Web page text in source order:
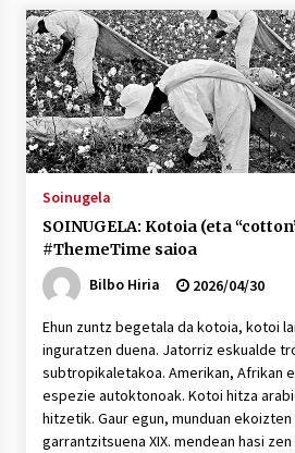
2026/07/03
MUSIBLA #297: Bide,
Tiga, Twisted Teens,
2026/07/02
Soinugela
SOINUGELA: Kotoia (eta
#ThemeTime saioa
Bilbo Hiria
2026/04/30
Ehun zuntz begetala da kotoia, kotoi
inguratzen duena. Jatorriz eskualde
subtropikaletakoa. Amerikan, Afrikan
espezie autoktonoak. Kotoi hitza
hitzetik. Gaur egun, munduan
garrantzitsuena XIX. mendean hasi